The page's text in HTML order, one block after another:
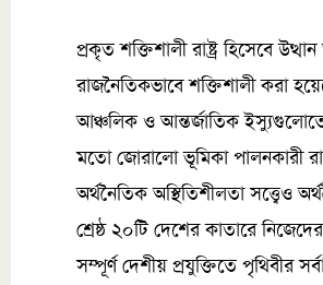
প্রকৃত শক্তিশালী রাষ্ট্র হিসেবে
রাজনৈতিকভাবে শক্তিশালী করা
আঞ্চলিক ও আন্তর্জাতিক
মতো জোরালো ভূমিকা পালনকারী
অর্থনৈতিক অস্থিতিশীলতা সত্ত্বেও
শ্রেষ্ঠ ২০টি দেশের কাতারে
সম্পূর্ণ দেশীয় প্রযুক্তিতে পৃথিবীর